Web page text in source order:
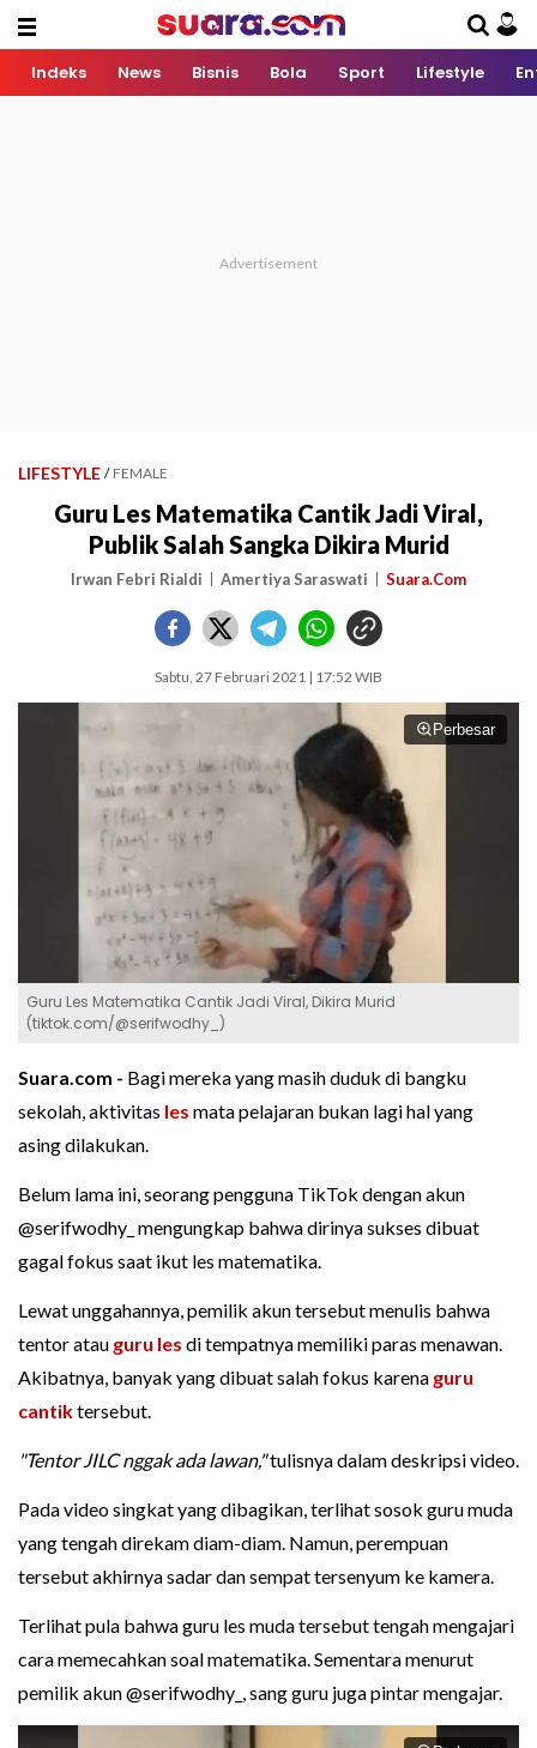
Indeks News Bisnis Bola Sport Lifestyle
LIFESTYLE / FEMALE
Guru Les Matematika Cantik Jadi Viral,
Publik Salah Sangka Dikira Murid
Irwan Febri Rialdi Amertiya Saraswati Suara.Com
Sabtu, 27 Februari 2021 | 17:52 WIB
Perbesar
Guru Les Matematika Cantik Jadi Viral, Dikira Murid
(tiktok.com/@serifwodhy_)
Suara.com - Bagi mereka yang masih duduk di bangku
sekolah, aktivitas les mata pelajaran bukan lagi hal yang
asing dilakukan.
Belum lama ini, seorang pengguna TikTok dengan akun
@serifwodhy_ mengungkap bahwa dirinya sukses dibuat
gagal fokus saat ikut les matematika.
Lewat unggahannya, pemilik akun tersebut menulis bahwa
tentor atau guru les di tempatnya memiliki paras menawan.
Akibatnya, banyak yang dibuat salah fokus karena guru
cantiktersebut.
"Tentor JILC nggak ada lawan,"tulisnya dalam deskripsi video.
Pada video singkat yang dibagikan, terlihat sosok guru muda
yang tengah direkam diam-diam. Namun, perempuan
tersebut akhirnya sadar dan sempat tersenyum ke kamera.
Terlihat pula bahwa guru les muda tersebut tengah mengajari
cara memecahkan soal matematika. Sementara menurut
pemilik akun @serifwodhy_, sang guru juga pintar mengajar.